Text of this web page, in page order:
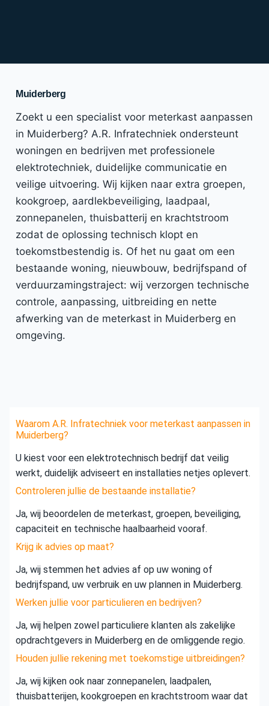
Muiderberg
Zoekt u een specialist voor meterkast aanpassen
in Muiderberg? A.R. Infratechniek ondersteunt
woningen en bedrijven met professionele
elektrotechniek, duidelijke communicatie en
veilige uitvoering. Wij kijken naar extra groepen,
kookgroep, aardlekbeveiliging, laadpaal,
zonnepanelen, thuisbatterij en krachtstroom
zodat de oplossing technisch klopt en
toekomstbestendig is. Of het nu gaat om een
bestaande woning, nieuwbouw, bedrijfspand of
verduurzamingstraject: wij verzorgen technische
controle, aanpassing, uitbreiding en nette
afwerking van de meterkast in Muiderberg en
omgeving.
Waarom A.R. Infratechniek voor meterkast aanpassen in
Muiderberg?
U kiest voor een elektrotechnisch bedrijf dat veilig
werkt, duidelijk adviseert en installaties netjes oplevert.
Controleren jullie de bestaande installatie?
Ja, wij beoordelen de meterkast, groepen, beveiliging,
capaciteit en technische haalbaarheid vooraf.
Krijg ik advies op maat?
Ja, wij stemmen het advies af op uw woning of
bedrijfspand, uw verbruik en uw plannen in Muiderberg.
Werken jullie voor particulieren en bedrijven?
Ja, wij helpen zowel particuliere klanten als zakelijke
opdrachtgevers in Muiderberg en de omliggende regio.
Houden jullie rekening met toekomstige uitbreidingen?
Ja, wij kijken ook naar zonnepanelen, laadpalen,
thuisbatterijen, kookgroepen en krachtstroom waar dat